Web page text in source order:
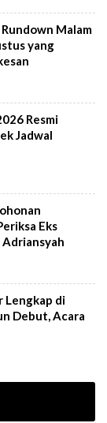
Malam
yang
Resmi
Jadwal
Eks
Adriansyah
Lengkap di
Debut, Acara